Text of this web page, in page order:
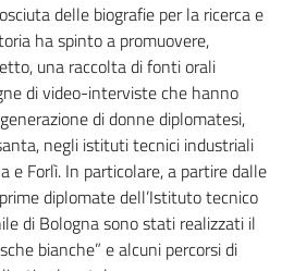
delle biografie per la ricerca e
ha spinto a promuovere,
una raccolta di fonti orali
di video-interviste che hanno
di donne diplomatesi,
negli istituti tecnici industriali
e Forlì. In particolare, a partire dalle
diplomate dell’Istituto tecnico
di Bologna sono stati realizzati il
bianche” e alcuni percorsi di